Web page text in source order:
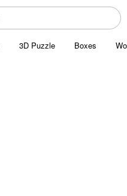
3D Puzzle Boxes